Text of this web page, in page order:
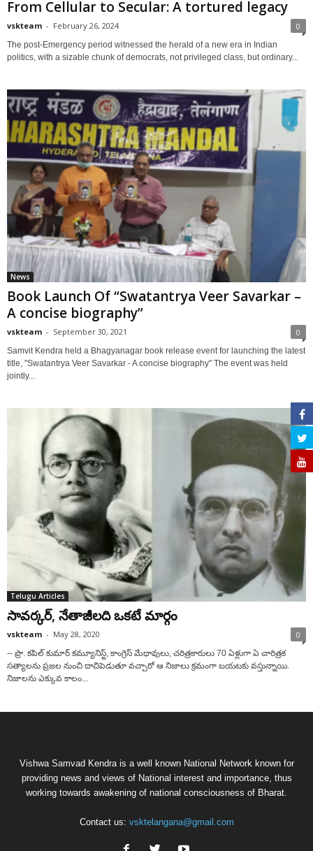
From Cellular to Secular: A tortured legacy
vskteam - February 26, 2024 0
The post-Emergency period witnessed the herald of a new era in Indian
politics, with a sizable chunk of democrats, not privileged class, but ordinary...
News
Book Launch Of “Swatantrya Veer Savarkar –
A concise biography”
vskteam - September 30, 2021 0
Samvit Kendra held a Bhagyanagar book release event for launching the latest
title, "Swatantrya Veer Savarkar - A concise biography" The event was held
jointly...
Telugu Articles
సావర్కర్, నేతాజీలది ఒకటే మార్గం
vskteam - May 28, 2020 0
-- ప్రొ. కపిల్ కుమార్ కమ్యూనిస్ట్, కాంగ్రెస్ మేధావులు, చరిత్రకారులు 70 ఏళ్లుగా ఏ చారిత్రక
సత్యాలను ప్రజల నుంచి దాచిపెడుతూ వచ్చారో ఆ నిజాలు క్రమంగా బయటకు వస్తున్నాయి.
నిజాలను ఎక్కువ కాలం...
Vishwa Samvad Kendra is a well known National Network known for
providing news and views of National interest and importance, thus
working towards awakening of national consciousness of Bharat.
Contact us: vsktelangana@gmail.com